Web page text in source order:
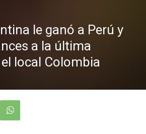
le ganó a Perú y
a la última
local Colombia